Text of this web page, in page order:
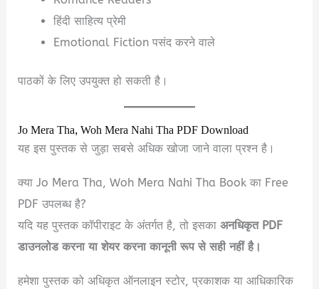
हिंदी साहित्य प्रेमी
Emotional Fiction पसंद करने वाले
पाठकों के लिए उपयुक्त हो सकती है।
Jo Mera Tha, Woh Mera Nahi Tha PDF Download
यह इस पुस्तक से जुड़ा सबसे अधिक खोजा जाने वाला प्रश्न है।
क्या Jo Mera Tha, Woh Mera Nahi Tha Book का Free
PDF उपलब्ध है?
यदि यह पुस्तक कॉपीराइट के अंतर्गत है, तो इसकाअनधिकृत PDF
डाउनलोड करना या शेयर करना कानूनी रूप से सही नहीं है।
हमेशा पुस्तक को अधिकृत ऑनलाइन स्टोर, प्रकाशक या आधिकारिक